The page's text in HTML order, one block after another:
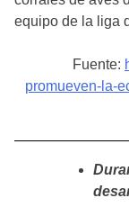
equipo de la liga
Fuente:
promueven-la-